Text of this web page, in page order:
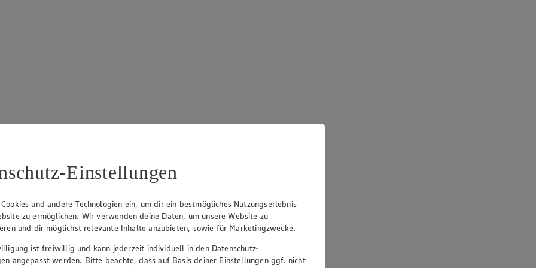
5 Sternen. Anzahl der Bewertungen: 65.
Einstellungen
und andere Technologien ein, um dir ein bestmögliches Nutzungserlebnis
zu ermöglichen. Wir verwenden deine Daten, um unsere Website zu
und dir möglichst relevante Inhalte anzubieten, sowie für Marketingzwecke.
ist freiwillig und kann jederzeit individuell in den Datenschutz-
angepasst werden. Bitte beachte, dass auf Basis deiner Einstellungen ggf. nicht